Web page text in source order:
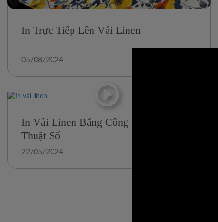
In Trực Tiếp Lên Vải Linen
05/08/2024
In Vải Linen Bằng Công Nghệ Kỹ
Thuật Số
22/05/2024